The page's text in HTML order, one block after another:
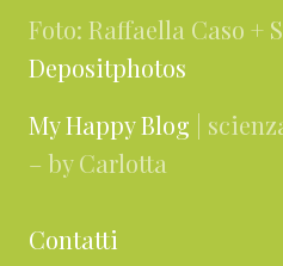
Foto: Raffaella Caso +
Depositphotos
My Happy Blog |
– by Carlotta
Contatti